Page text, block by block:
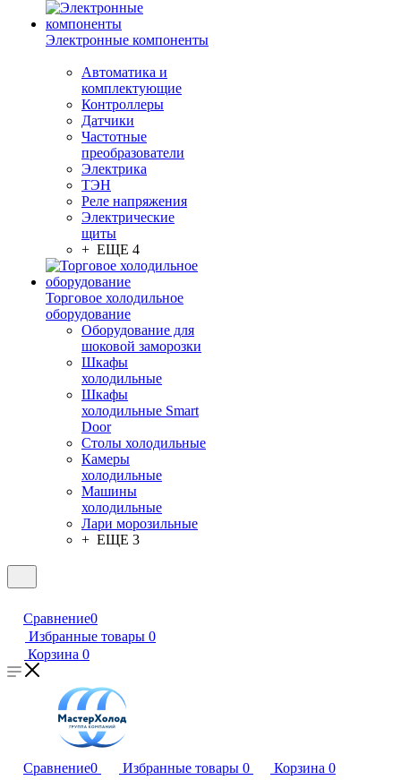
Электронные компоненты
Автоматика и
комплектующие
Контроллеры
Датчики
Частотные
преобразователи
Электрика
ТЭН
Реле напряжения
Электрические
щиты
+ ЕЩЕ 4
Торговое холодильное
оборудование
Оборудование для
шоковой заморозки
Шкафы
холодильные
Шкафы
холодильные Smart
Door
Столы холодильные
Камеры
холодильные
Машины
холодильные
Лари морозильные
+ ЕЩЕ 3
Сравнение0
Избранные товары 0
Корзина 0
Сравнение0 Избранные товары 0 Корзина 0